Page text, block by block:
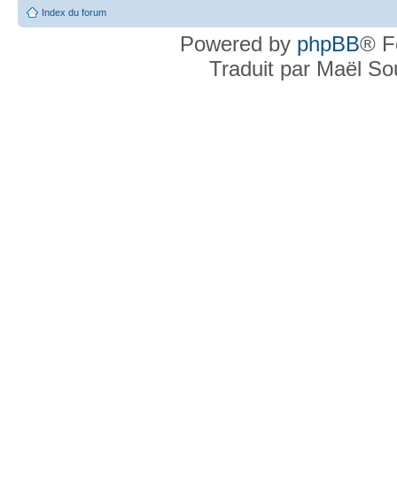
Index du forum
Powered by phpBB®
Traduit par Maël